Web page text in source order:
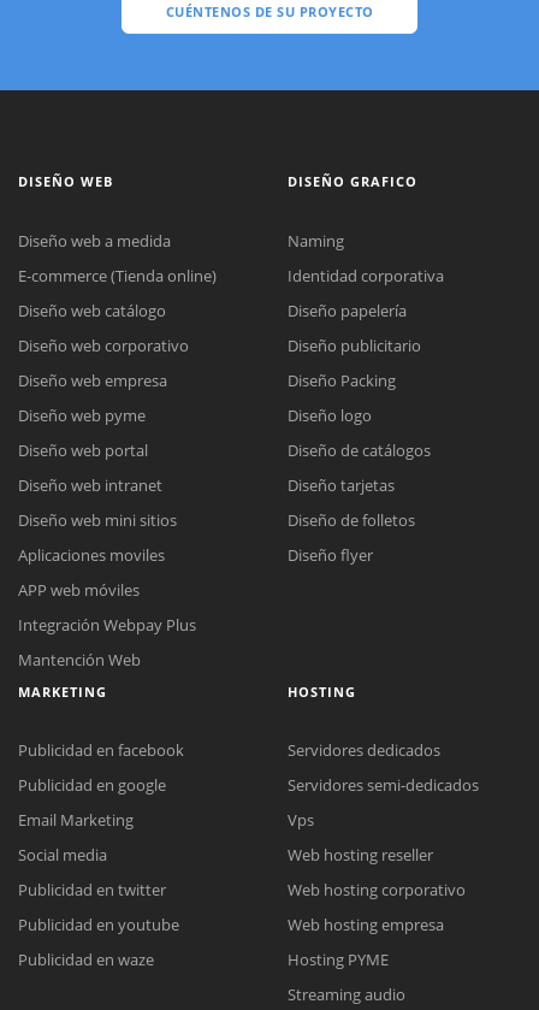
CUÉNTENOS DE SU PROYECTO
Reunión online
Nuestros ejecutivos le enviarán un correo electrónico con el enlace a
Meet para la reunión online.
Cotización
Complete el formulario y nos contactaremos a la brevedad.
Chat Online
para enviarnos un correo electrónico con sus datos personales.
DISEÑO WEB
Diseño web a medida
E-commerce (Tienda online)
Diseño web catálogo
Diseño web corporativo
Diseño web empresa
Diseño web pyme
Diseño web portal
Diseño web intranet
Diseño web mini sitios
Aplicaciones moviles
APP web móviles
Integración Webpay Plus
Mantención Web
DISEÑO GRAFICO
Naming
Identidad corporativa
Diseño papelería
Diseño publicitario
Diseño Packing
Diseño logo
Diseño de catálogos
Diseño tarjetas
Diseño de folletos
Diseño flyer
MARKETING
Publicidad en facebook
Publicidad en google
Email Marketing
Social media
Publicidad en twitter
Publicidad en youtube
Publicidad en waze
HOSTING
Servidores dedicados
Servidores semi-dedicados
Vps
Web hosting reseller
Web hosting corporativo
Web hosting empresa
Hosting PYME
Streaming audio